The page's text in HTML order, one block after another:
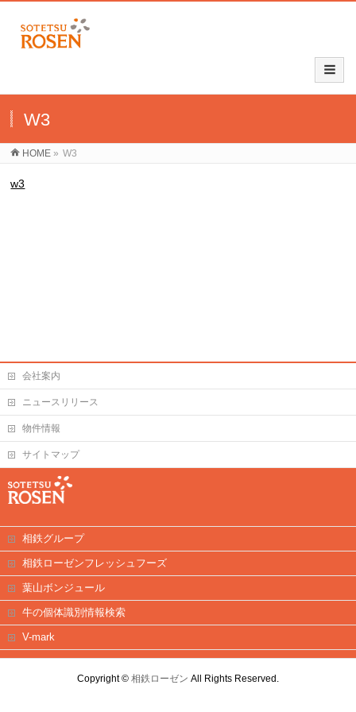
W3
HOME » W3
w3
会社案内
ニュースリリース
物件情報
サイトマップ
相鉄グループ
相鉄ローゼンフレッシュフーズ
葉山ボンジュール
牛の個体識別情報検索
V-mark
Copyright © 相鉄ローゼン All Rights Reserved.